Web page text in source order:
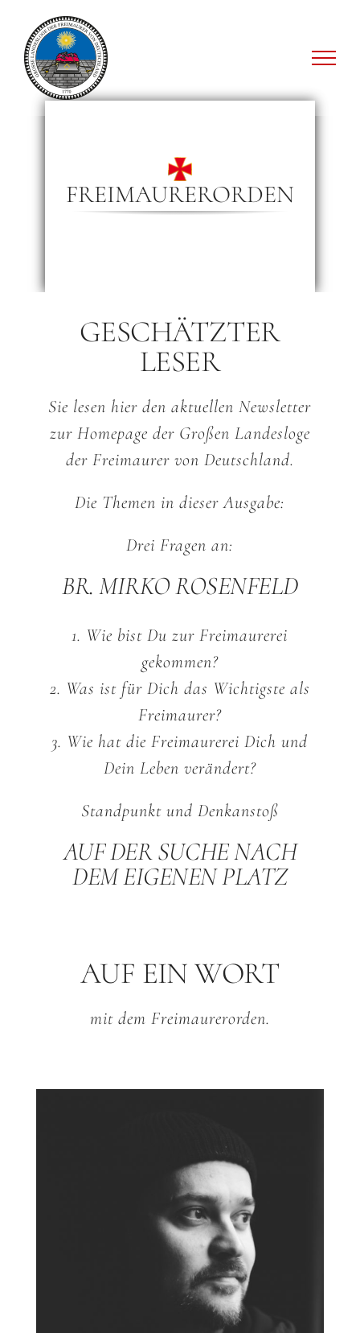
Inhalt
springen
FREIMAURERORDEN
GESCHÄTZTER
LESER
Sie lesen hier den aktuellen Newsletter
zur Homepage der Großen Landesloge
der Freimaurer von Deutschland.
Die Themen in dieser Ausgabe:
Drei Fragen an:
BR. MIRKO ROSENFELD
1. Wie bist Du zur Freimaurerei
gekommen?
2. Was ist für Dich das Wichtigste als
Freimaurer?
3. Wie hat die Freimaurerei Dich und
Dein Leben verändert?
Standpunkt und Denkanstoß
AUF DER SUCHE NACH
DEM EIGENEN PLATZ
AUF EIN WORT
mit dem Freimaurerorden.